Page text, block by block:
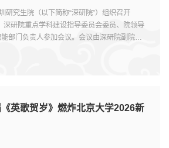
究生院（以下简称“深研院”）组织召开
研院重点学科建设指导委员会委员、院领导
部门负责人参加会议。会议由深研院副院
英歌贺岁》燃炸北京大学2026新